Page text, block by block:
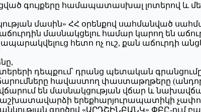
գույքերը համապատասխալ լոտերով և
մասին» ՀՀ օրենքով սահմանված
մասնակցելու համար կարող են
հետո ոչ ուշ, քան աճուրդի
դեպքում՝ դրանց պետական
հավաստող փաստաթղթերը
վճարում են մասնակցության վճար և
երեքհարյուրապատիկի
գործով «ԱՐԴՇԻՆԲԱՆԿ» ՓԲԸ-ում